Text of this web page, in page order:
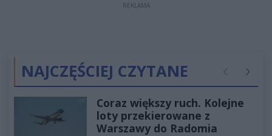
REKLAMA
NAJCZĘŚCIEJ CZYTANE Poprzednie
Coraz większy ruch. Kolejne
loty przekierowane z
Warszawy do Radomia